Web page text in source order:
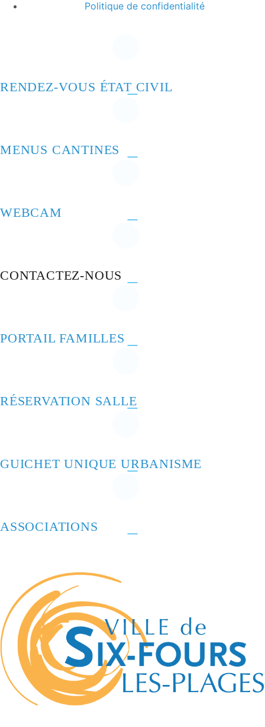
Politique de confidentialité
RENDEZ-VOUS ÉTAT CIVIL
MENUS CANTINES
WEBCAM
CONTACTEZ-NOUS
PORTAIL FAMILLES
RÉSERVATION SALLE
GUICHET UNIQUE URBANISME
ASSOCIATIONS